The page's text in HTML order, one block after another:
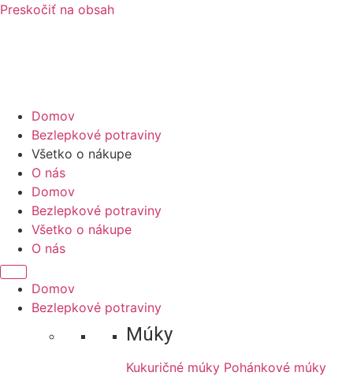
Preskočiť na obsah
Domov
Bezlepkové potraviny
Všetko o nákupe
O nás
Domov
Bezlepkové potraviny
Všetko o nákupe
O nás
Domov
Bezlepkové potraviny
Múky
Kukuričné múky Pohánkové múky